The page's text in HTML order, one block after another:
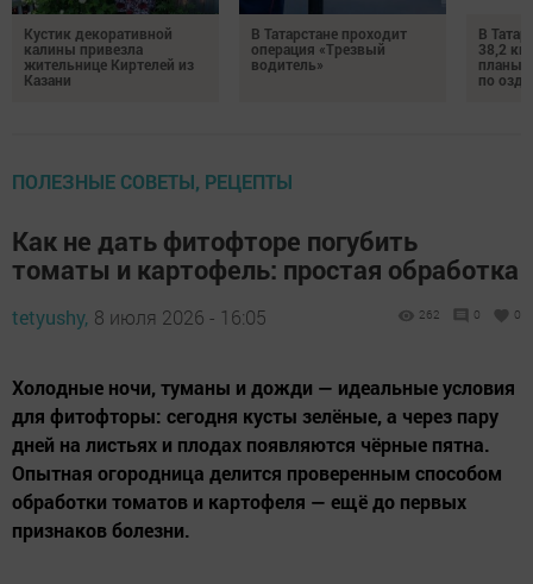
Кустик декоративной
калины привезла
жительнице Киртелей из
Казани
В Татарстане проходит
операция «Трезвый
водитель»
В
38,2 км
планы
по
ПОЛЕЗНЫЕ СОВЕТЫ, РЕЦЕПТЫ
Как не дать фитофторе погубить
томаты и картофель: простая обработка
tetyushy, 8 июля 2026 - 16:05 262 0 0
Холодные ночи, туманы и дожди — идеальные условия
для фитофторы: сегодня кусты зелёные, а через пару
дней на листьях и плодах появляются чёрные пятна.
Опытная огородница делится проверенным способом
обработки томатов и картофеля — ещё до первых
признаков болезни.